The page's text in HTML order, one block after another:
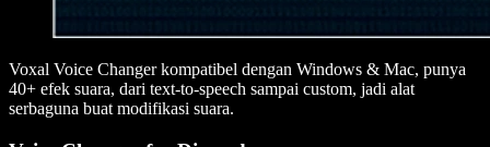
Voxal Voice Changer kompatibel dengan Windows & Mac, punya
40+ efek suara, dari text-to-speech sampai custom, jadi alat
serbaguna buat modifikasi suara.